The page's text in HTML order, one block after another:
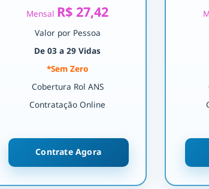
Mensal R$ 27,42
Valor por Pessoa
De 03 a 29 Vidas
*Sem Zero
Cobertura Rol ANS
Contratação Online
Contrate Agora